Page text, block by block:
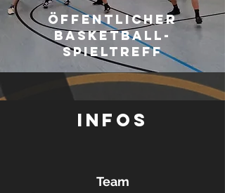
öffentlicher
Basketball-
Spieltreff
Infos
Team